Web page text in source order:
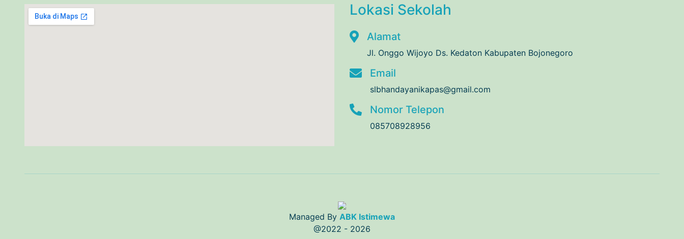
Lokasi Sekolah
Alamat
Jl. Onggo Wijoyo Ds. Kedaton Kabupaten Bojonegoro
Email
slbhandayanikapas@gmail.com
Nomor Telepon
085708928956
Managed By ABK Istimewa
@2022 - 2026